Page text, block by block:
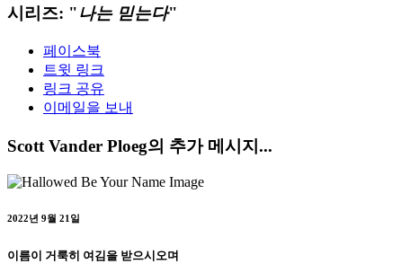
시리즈: "나는 믿는다"
페이스북
트윗 링크
링크 공유
이메일을 보내
Scott Vander Ploeg의 추가 메시지...
2022년 9월 21일
이름이 거룩히 여김을 받으시오며